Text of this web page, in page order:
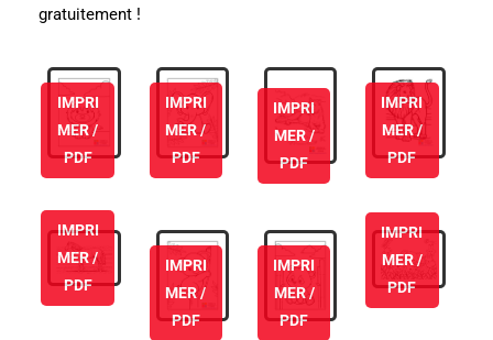
gratuitement !
IMPRI
MER /
PDF
IMPRI
MER /
PDF
IMPRI
MER /
PDF
IMPRI
MER /
PDF
IMPRI
MER /
PDF
IMPRI
MER /
PDF
IMPRI
MER /
PDF
IMPRI
MER /
PDF